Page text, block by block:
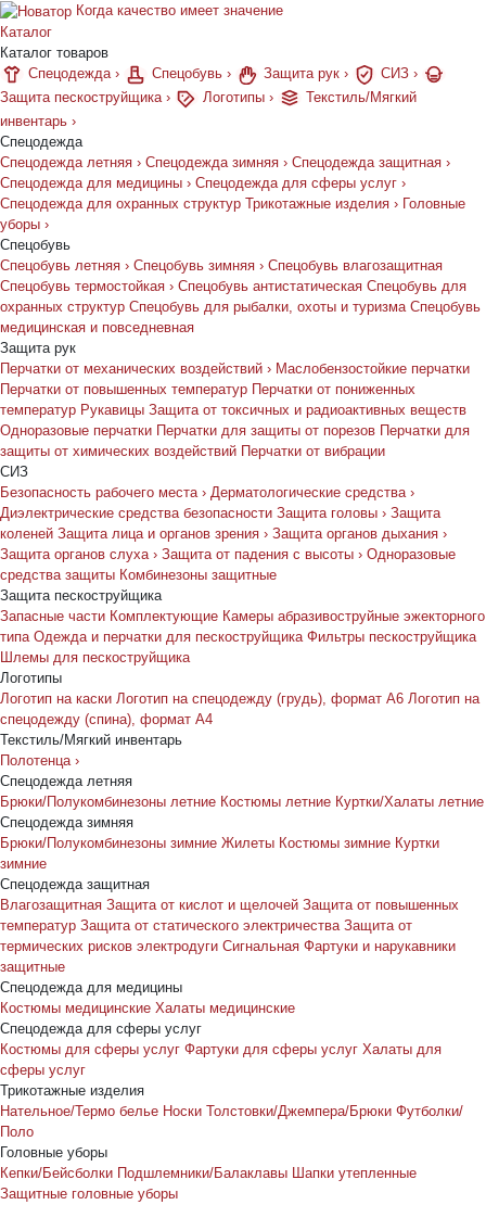
Когда качество имеет значение
Каталог
Каталог товаров
Спецодежда › Спецобувь › Защита рук › СИЗ ›
Защита пескоструйщика › Логотипы ›
Текстиль/Мягкий
инвентарь ›
Спецодежда
Спецодежда летняя › Спецодежда зимняя › Спецодежда защитная ›
Спецодежда для медицины › Спецодежда для сферы услуг ›
Спецодежда для охранных структур Трикотажные изделия › Головные
уборы ›
Спецобувь
Спецобувь летняя › Спецобувь зимняя › Спецобувь влагозащитная
Спецобувь термостойкая › Спецобувь антистатическая Спецобувь для
охранных структур Спецобувь для рыбалки, охоты и туризма Спецобувь
медицинская и повседневная
Защита рук
Перчатки от механических воздействий › Маслобензостойкие перчатки
Перчатки от повышенных температур Перчатки от пониженных
температур Рукавицы Защита от токсичных и радиоактивных веществ
Одноразовые перчатки Перчатки для защиты от порезов Перчатки для
защиты от химических воздействий Перчатки от вибрации
СИЗ
Безопасность рабочего места › Дерматологические средства ›
Диэлектрические средства безопасности Защита головы › Защита
коленей Защита лица и органов зрения › Защита органов дыхания ›
Защита органов слуха › Защита от падения с высоты › Одноразовые
средства защиты Комбинезоны защитные
Защита пескоструйщика
Запасные части Комплектующие Камеры абразивоструйные эжекторного
типа Одежда и перчатки для пескоструйщика Фильтры пескоструйщика
Шлемы для пескоструйщика
Логотипы
Логотип на каски Логотип на спецодежду (грудь), формат А6 Логотип на
спецодежду (спина), формат А4
Текстиль/Мягкий инвентарь
Полотенца ›
Спецодежда летняя
Брюки/Полукомбинезоны летние Костюмы летние Куртки/Халаты летние
Спецодежда зимняя
Брюки/Полукомбинезоны зимние Жилеты Костюмы зимние Куртки
зимние
Спецодежда защитная
Влагозащитная Защита от кислот и щелочей Защита от повышенных
температур Защита от статического электричества Защита от
термических рисков электродуги Сигнальная Фартуки и нарукавники
защитные
Спецодежда для медицины
Костюмы медицинские Халаты медицинские
Спецодежда для сферы услуг
Костюмы для сферы услуг Фартуки для сферы услуг Халаты для
сферы услуг
Трикотажные изделия
Нательное/Термо белье Носки Толстовки/Джемпера/Брюки Футболки/
Поло
Головные уборы
Кепки/Бейсболки Подшлемники/Балаклавы Шапки утепленные
Защитные головные уборы